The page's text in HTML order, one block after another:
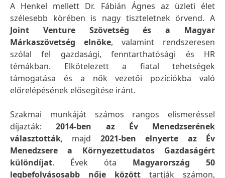
A Henkel mellett Dr. Fábián Ágnes az üzleti élet
szélesebb körében is nagy tiszteletnek örvend. A
Joint Venture Szövetség és a Magyar
Márkaszövetség elnöke, valamint rendszeresen
szólal fel gazdasági, fenntarthatósági és HR
témákban. Elkötelezett a fiatal tehetségek
támogatása és a nők vezetői pozíciókba való
előrelépésének elősegítése iránt.
Szakmai munkáját számos rangos elismeréssel
díjazták:2014-ben az Év Menedzserének
választották, majd 2021-ben elnyerte az Év
Menedzsere a Környezettudatos Gazdaságért
különdíjat. Évek óta Magyarország 50
legbefolyásosabb nője között tartják számon,